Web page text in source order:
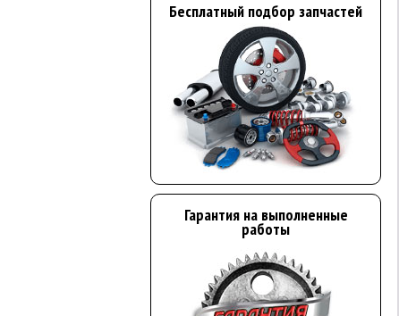
Бесплатный подбор запчастей
Гарантия на выполненные
работы